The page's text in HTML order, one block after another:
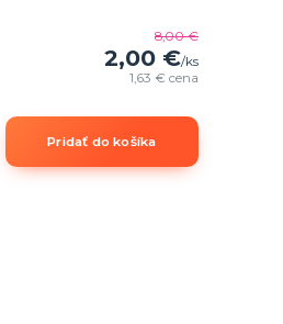
8,00 €
2,00 €/ks
1,63 €cena
Pridať do košíka